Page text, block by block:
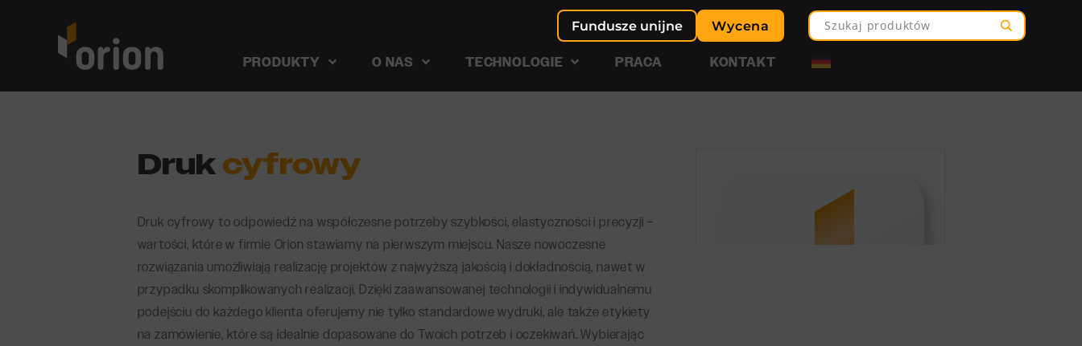
Fundusze unijne Wycena
PRODUKTY
Etykiety na zamówienie
Etykiety papierowe
Etykiety foliowe
Etykiety peel-off
Etykiety holograficzne
Etykiety specjalistyczne
Etykiety termiczne
Etykiety ADR
Etykiety PPWR
Etykiety wodoodporne
Etykiety pętelkowe
Bilety do druku
Metki do ubrań
Metki z logo
Zawieszki papierowe
O NAS TECHNOLOGIE PRACA KONTAKT
Drukcyfrowy
Druk cyfrowy to odpowiedź na współczesne potrzeby szybkości, elastyczności i precyzji –
wartości, które w firmie Orion stawiamy na pierwszym miejscu. Nasze nowoczesne
rozwiązania umożliwiają realizację projektów z najwyższą jakością i dokładnością, nawet w
przypadku skomplikowanych realizacji. Dzięki zaawansowanej technologii i indywidualnemu
podejściu do każdego klienta oferujemy nie tylko standardowe wydruki, ale także etykiety
na zamówienie, które są idealnie dopasowane do Twoich potrzeb i oczekiwań. Wybierając